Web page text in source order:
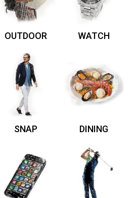
OUTDOOR WATCH
SNAP DINING